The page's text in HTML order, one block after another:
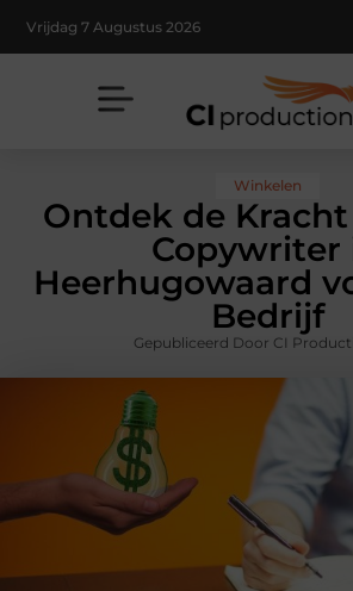
Vrijdag 7 Augustus 2026
Winkelen
Ontdek de Kracht
Copywriter
Heerhugowaard
Bedrijf
Gepubliceerd Door CI